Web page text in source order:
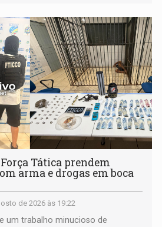
Força Tática prendem
arma e drogas em boca
de 2026 às 19:22
um trabalho minucioso de